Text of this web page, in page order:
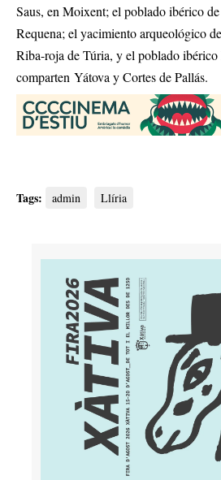
Saus, en Moixent; el poblado ibérico
Requena; el yacimiento arqueológico
Riba-roja de Túria, y el poblado
comparten Yátova y Cortes de Pallás.
Tags: admin Llíria